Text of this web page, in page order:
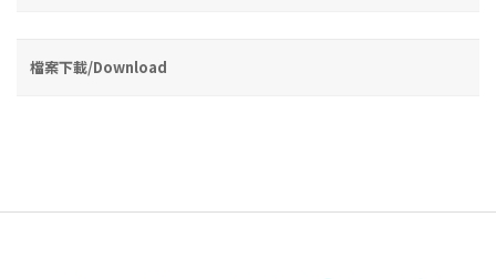
檔案下載/Download